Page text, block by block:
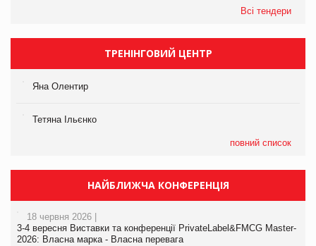
Всі тендери
ТРЕНІНГОВИЙ ЦЕНТР
Яна Олентир
Тетяна Ільєнко
повний список
НАЙБЛИЖЧА КОНФЕРЕНЦІЯ
18 червня 2026 |
3-4 вересня Виставки та конференції PrivateLabel&FMCG Master-
2026: Власна марка - Власна перевага